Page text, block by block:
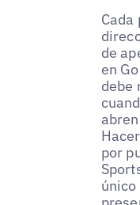
Cada
de
en
debe
por